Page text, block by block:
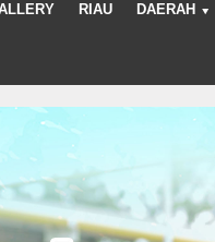
RIAU DAERAH